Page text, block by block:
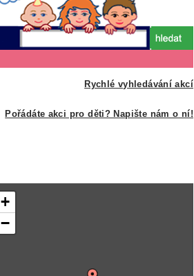
Rychlé vyhledávání akcí
Pořádáte akci pro děti? Napište nám o ní!
+
−